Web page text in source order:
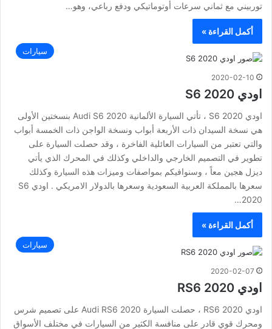
توربيني مع ثماني سرعات أوتوماتيكي ودفع رباعي، وهو…
أكمل القراءة »
سيارات
2020-02-10
اودي S6 2020
اودي S6 2020 ، تأتي السيارة الألمانية Audi S6 2020 بنسختين الأولى
هي نسخة السيدان ذات الأربعة أبواب ونسخة الواجن ذات الخمسة أبواب
والتي تعتبر من السيارات العائلية الفاخرة ، وقد حصلت السيارة على
تطوير في التصميم الخارجي والداخلي وكذلك في المحرك الذي يأتي
ديزل هجين معاً ، وسنوافيكم بمواصفات وميزات هذه السيارة وكذلك
سعرها بالمملكة العربية السعودية وسعرها بالدولار الامريكي . اودي S6
2020…
أكمل القراءة »
سيارات
2020-02-07
اودي RS6 2020
اودي RS6 2020 ، حصلت السيارة Audi RS6 2020 على تصميم شرس
ومحرك قوي قادر على منافسة الكثير من السيارات في مختلف الأسواق